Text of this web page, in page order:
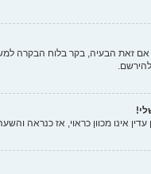
אם זאת הבעיה, בקר בלוח הבקרה
אינו מכוון כראוי, אז כנראה